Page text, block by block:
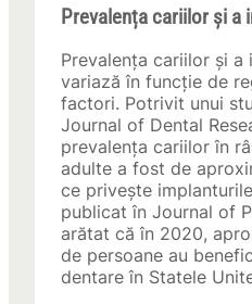
Prevalența cariilor și a
Prevalența cariilor și
variază în funcție de
factori. Potrivit unui
Journal of Dental
prevalența cariilor în
adulte a fost de
ce privește
publicat în Journal of
arătat că în 2020,
de persoane au
dentare în Statele